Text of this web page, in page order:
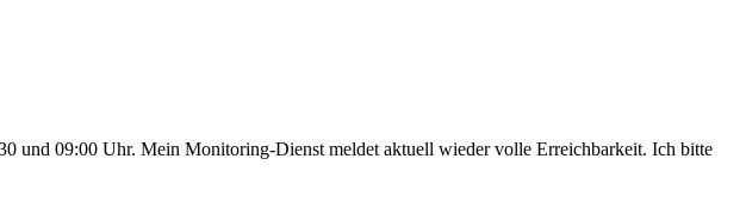
und 09:00 Uhr. Mein Monitoring-Dienst meldet aktuell wieder volle Erreichbarkeit. Ich bitte